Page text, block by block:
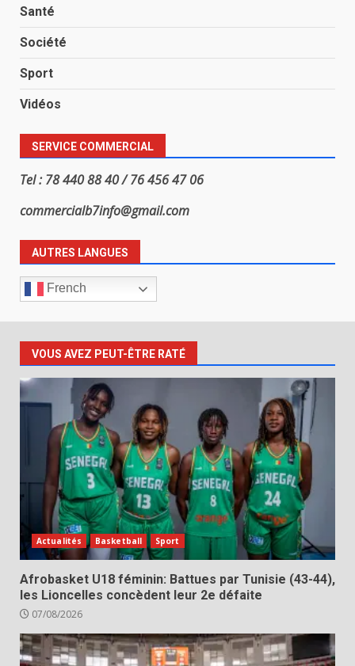
Santé
Société
Sport
Vidéos
SERVICE COMMERCIAL
Tel : 78 440 88 40 / 76 456 47 06
commercialb7info@gmail.com
AUTRES LANGUES
French
VOUS AVEZ PEUT-ÊTRE RATÉ
Actualités Basketball Sport
Afrobasket U18 féminin: Battues par Tunisie (43-44),
les Lioncelles concèdent leur 2e défaite
07/08/2026